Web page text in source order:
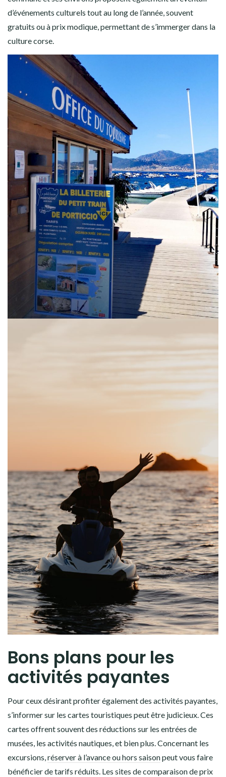
d’événements culturels tout au long de l’année, souvent
gratuits ou à prix modique, permettant de s’immerger dans la
culture corse.
Bons plans pour les
activités payantes
Pour ceux désirant profiter également des activités payantes,
s’informer sur les cartes touristiques peut être judicieux. Ces
cartes offrent souvent des réductions sur les entrées de
musées, les activités nautiques, et bien plus. Concernant les
excursions,réserver à l’avance ou hors saisonpeut vous faire
bénéficier de tarifs réduits. Les sites de comparaison de prix